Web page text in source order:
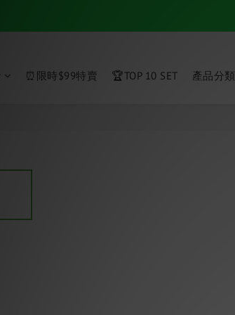
⏰限時$99特賣 🏆TOP 10 SET 產品分類